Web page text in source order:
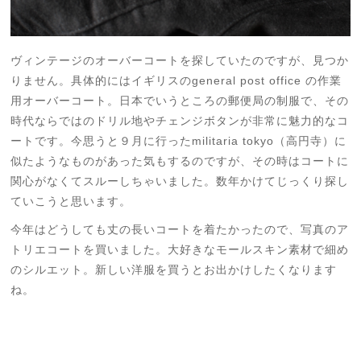
ヴィンテージのオーバーコートを探していたのですが、見つか
りません。具体的にはイギリスのgeneral post office の作業
用オーバーコート。日本でいうところの郵便局の制服で、その
時代ならではのドリル地やチェンジボタンが非常に魅力的なコ
ートです。今思うと９月に行ったmilitaria tokyo（高円寺）に
似たようなものがあった気もするのですが、その時はコートに
関心がなくてスルーしちゃいました。数年かけてじっくり探し
ていこうと思います。
今年はどうしても丈の長いコートを着たかったので、写真のア
トリエコートを買いました。大好きなモールスキン素材で細め
のシルエット。新しい洋服を買うとお出かけしたくなります
ね。